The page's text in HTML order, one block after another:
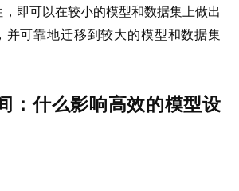
即可以在较小的模型和数据集上做出
并可靠地迁移到较大的模型和数据集
：什么影响高效的模型设